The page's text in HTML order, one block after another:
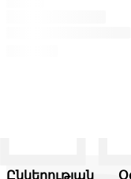
Ընկերության